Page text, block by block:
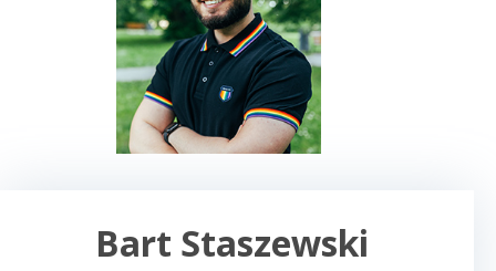
Bart Staszewski